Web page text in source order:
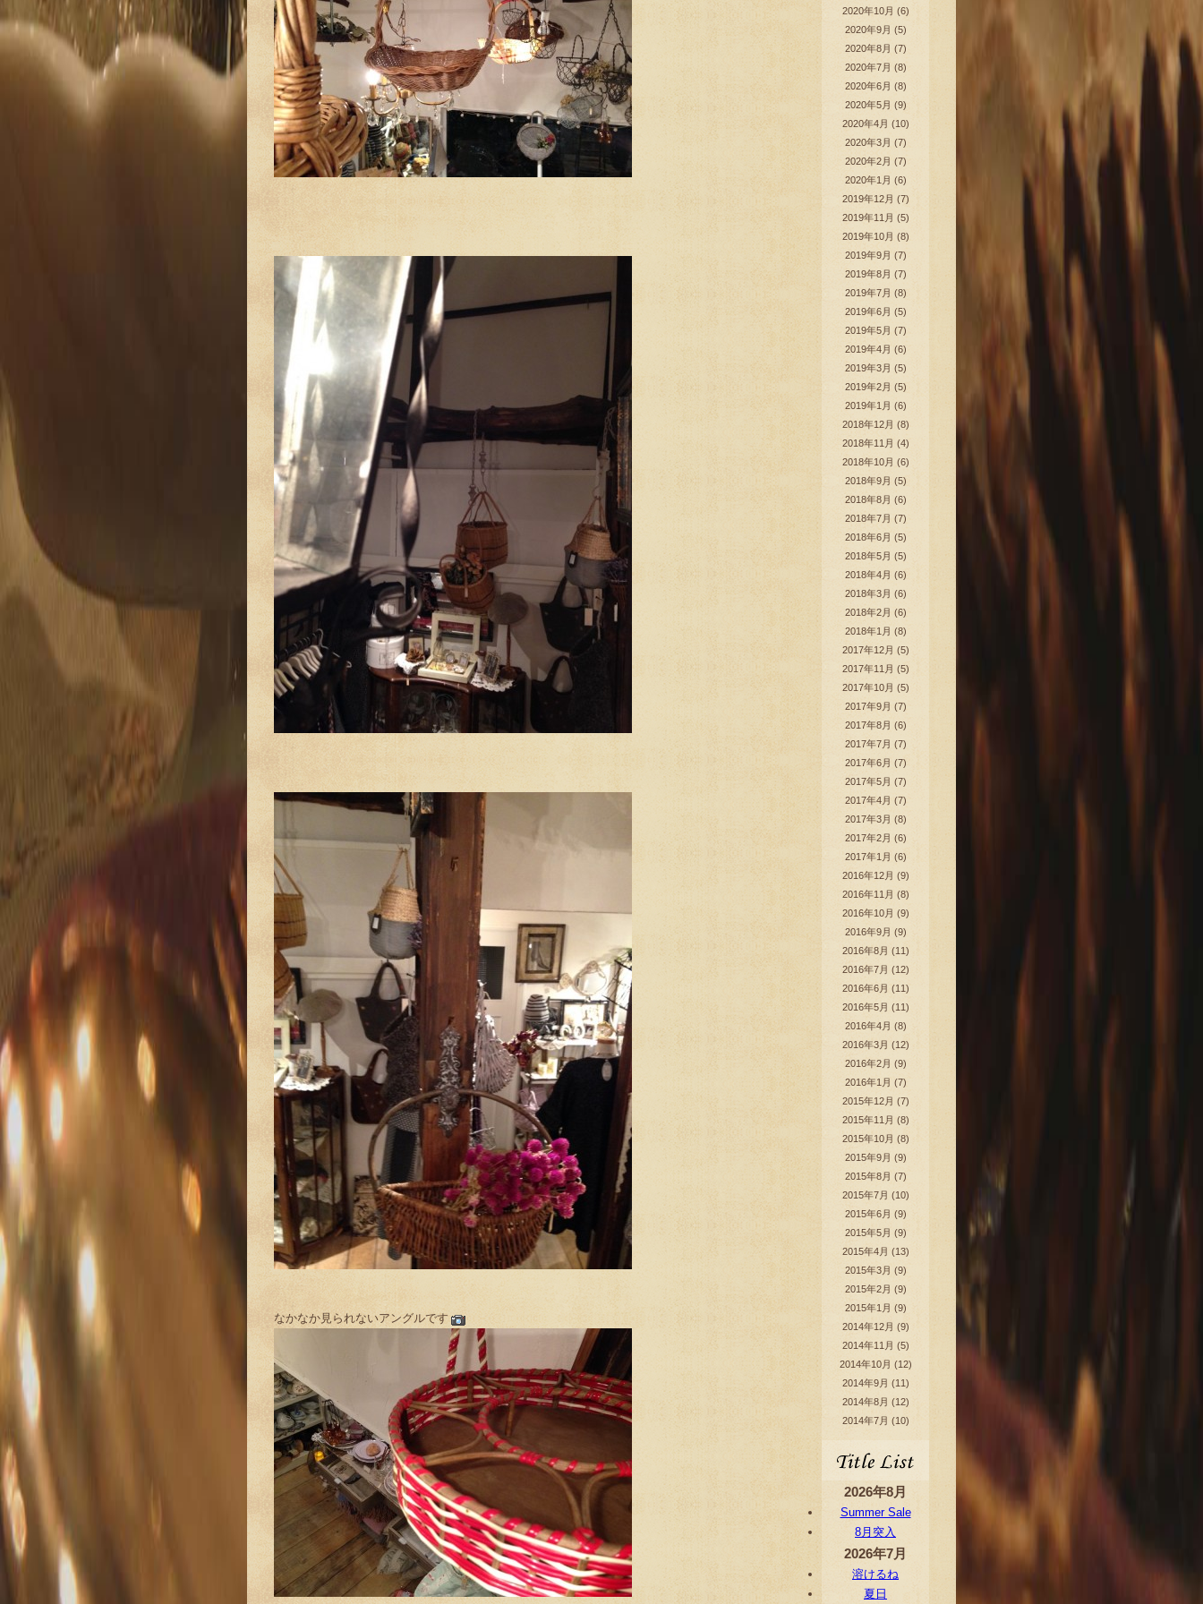
なかなか見られないアングルです
2020年10月 (6)
2020年9月 (5)
2020年8月 (7)
2020年7月 (8)
2020年6月 (8)
2020年5月 (9)
2020年4月 (10)
2020年3月 (7)
2020年2月 (7)
2020年1月 (6)
2019年12月 (7)
2019年11月 (5)
2019年10月 (8)
2019年9月 (7)
2019年8月 (7)
2019年7月 (8)
2019年6月 (5)
2019年5月 (7)
2019年4月 (6)
2019年3月 (5)
2019年2月 (5)
2019年1月 (6)
2018年12月 (8)
2018年11月 (4)
2018年10月 (6)
2018年9月 (5)
2018年8月 (6)
2018年7月 (7)
2018年6月 (5)
2018年5月 (5)
2018年4月 (6)
2018年3月 (6)
2018年2月 (6)
2018年1月 (8)
2017年12月 (5)
2017年11月 (5)
2017年10月 (5)
2017年9月 (7)
2017年8月 (6)
2017年7月 (7)
2017年6月 (7)
2017年5月 (7)
2017年4月 (7)
2017年3月 (8)
2017年2月 (6)
2017年1月 (6)
2016年12月 (9)
2016年11月 (8)
2016年10月 (9)
2016年9月 (9)
2016年8月 (11)
2016年7月 (12)
2016年6月 (11)
2016年5月 (11)
2016年4月 (8)
2016年3月 (12)
2016年2月 (9)
2016年1月 (7)
2015年12月 (7)
2015年11月 (8)
2015年10月 (8)
2015年9月 (9)
2015年8月 (7)
2015年7月 (10)
2015年6月 (9)
2015年5月 (9)
2015年4月 (13)
2015年3月 (9)
2015年2月 (9)
2015年1月 (9)
2014年12月 (9)
2014年11月 (5)
2014年10月 (12)
2014年9月 (11)
2014年8月 (12)
2014年7月 (10)
2026年8月
Summer Sale
8月突入
2026年7月
溶けるね
夏日